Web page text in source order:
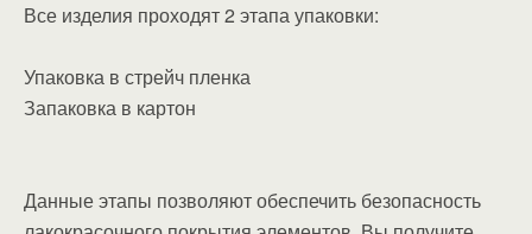
Все изделия проходят 2 этапа упаковки:
Упаковка в стрейч пленка
Запаковка в картон
Данные этапы позволяют обеспечить безопасность